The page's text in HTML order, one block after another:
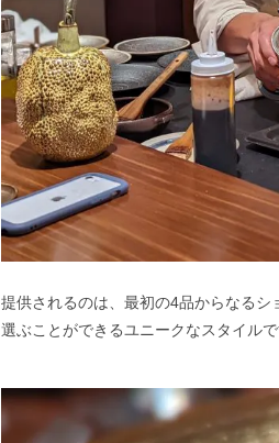
提供されるのは、最初の4品からなる
選ぶことができるユニークなスタイルで